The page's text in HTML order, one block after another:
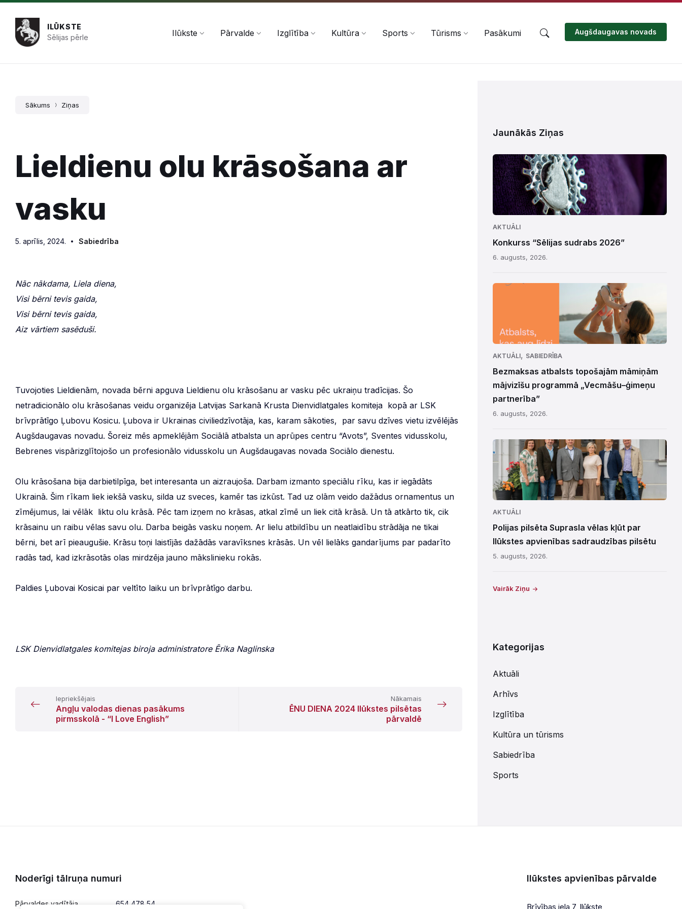
Pāriet
saturu
Skip
navigation
Skip
footer
ILŪKSTE
Sēlijas pērle
Ilūkste Pārvalde Izglītība Kultūra Sports Tūrisms Pasākumi Augšdaugavas novads
Sākums Ziņas
Lieldienu olu krāsošana ar
vasku
5. aprīlis, 2024. Sabiedrība
Nāc nākdama, Liela diena,
Visi bērni tevis gaida,
Visi bērni tevis gaida,
Aiz vārtiem sasēduši.
Tuvojoties Lieldienām, novada bērni apguva Lieldienu olu krāsošanu ar vasku pēc ukraiņu tradīcijas. Šo
netradicionālo olu krāsošanas veidu organizēja Latvijas Sarkanā Krusta Dienvidlatgales komiteja kopā ar LSK
brīvprātīgo Ļubovu Kosicu. Ļubova ir Ukrainas civiliedzīvotāja, kas, karam sākoties, par savu dzīves vietu izvēlējās
Augšdaugavas novadu. Šoreiz mēs apmeklējām Sociālā atbalsta un aprūpes centru “Avots”, Sventes vidusskolu,
Bebrenes vispārizglītojošo un profesionālo vidusskolu un Augšdaugavas novada Sociālo dienestu.
Olu krāsošana bija darbietilpīga, bet interesanta un aizraujoša. Darbam izmanto speciālu rīku, kas ir iegādāts
Ukrainā. Šim rīkam liek iekšā vasku, silda uz sveces, kamēr tas izkūst. Tad uz olām veido dažādus ornamentus un
zīmējumus, lai vēlāk liktu olu krāsā. Pēc tam izņem no krāsas, atkal zīmē un liek citā krāsā. Un tā atkārto tik, cik
krāsainu un raibu vēlas savu olu. Darba beigās vasku noņem. Ar lielu atbildību un neatlaidību strādāja ne tikai
bērni, bet arī pieaugušie. Krāsu toņi laistījās dažādās varavīksnes krāsās. Un vēl lielāks gandarījums par padarīto
radās tad, kad izkrāsotās olas mirdzēja jauno mākslinieku rokās.
Paldies Ļubovai Kosicai par veltīto laiku un brīvprātīgo darbu.
LSK Dienvidlatgales komitejas biroja administratore Ērika Naglinska
Iepriekšējais
Angļu valodas dienas pasākums
pirmsskolā - “I Love English”
Nākamais
ĒNU DIENA 2024 Ilūkstes pilsētas
pārvaldē
Jaunākās Ziņas
AKTUĀLI
Konkurss “Sēlijas sudrabs 2026”
6. augusts, 2026.
AKTUĀLI, SABIEDRĪBA
Bezmaksas atbalsts topošajām māmiņām
mājvizīšu programmā „Vecmāšu–ģimeņu
partnerība”
6. augusts, 2026.
AKTUĀLI
Polijas pilsēta Suprasla vēlas kļūt par
Ilūkstes apvienības sadraudzības pilsētu
5. augusts, 2026.
Vairāk Ziņu
Kategorijas
Aktuāli
Arhīvs
Izglītība
Kultūra un tūrisms
Sabiedrība
Sports
Noderīgi tālruņa numuri
Pārvaldes vadītāja 654 478 54
Ilūkstes apvienības pārvalde
Brīvības iela 7, Ilūkste,